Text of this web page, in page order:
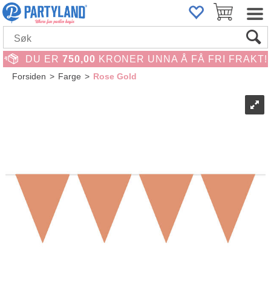
DU ER 750,00 KRONER UNNA Å FÅ FRI FRAKT!
Forsiden>Farge>Rose Gold